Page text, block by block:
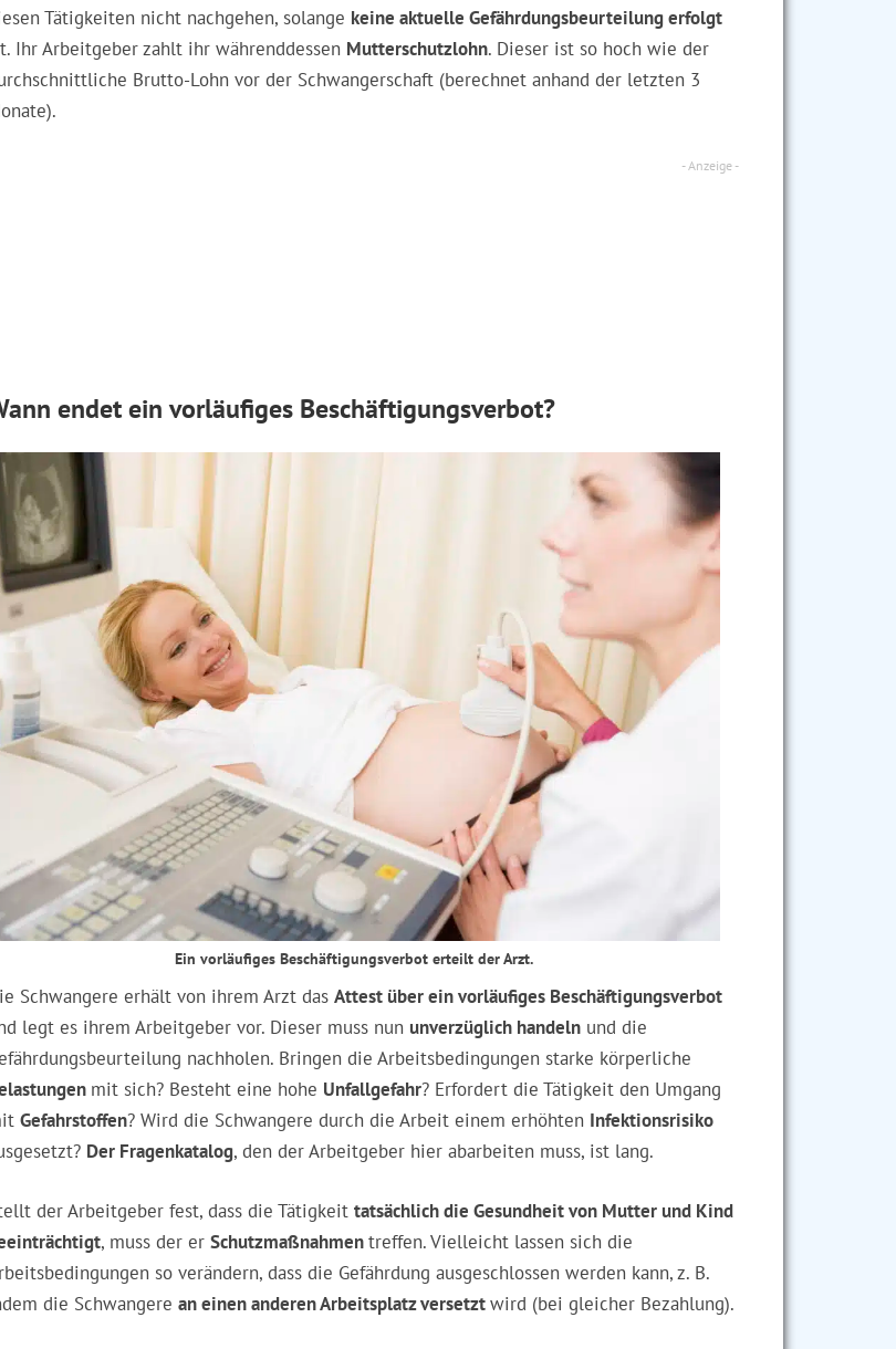
Tätigkeiten nicht nachgehen, solange keine aktuelle Gefährdungsbeurteilung erfolgt
Ihr Arbeitgeber zahlt ihr währenddessen Mutterschutzlohn. Dieser ist so hoch wie der
Brutto-Lohn vor der Schwangerschaft (berechnet anhand der letzten 3
endet ein vorläufiges Beschäftigungsverbot?
Ein vorläufiges Beschäftigungsverbot erteilt der Arzt.
Schwangere erhält von ihrem Arzt das Attest über ein vorläufiges Beschäftigungsverbot
legt es ihrem Arbeitgeber vor. Dieser muss nun unverzüglich handeln und die
nachholen. Bringen die Arbeitsbedingungen starke körperliche
mit sich? Besteht eine hohe Unfallgefahr? Erfordert die Tätigkeit den Umgang
Gefahrstoffen? Wird die Schwangere durch die Arbeit einem erhöhten Infektionsrisiko
Der Fragenkatalog, den der Arbeitgeber hier abarbeiten muss, ist lang.
der Arbeitgeber fest, dass die Tätigkeit tatsächlich die Gesundheit von Mutter und Kind
, muss der er Schutzmaßnahmentreffen. Vielleicht lassen sich die
so verändern, dass die Gefährdung ausgeschlossen werden kann, z. B.
die Schwangere an einen anderen Arbeitsplatz versetztwird (bei gleicher Bezahlung).